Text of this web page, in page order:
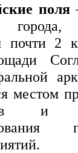
поля
города,
почти 2
местом
и